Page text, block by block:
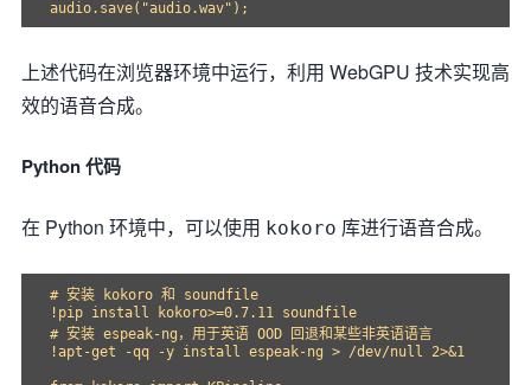
上述代码在浏览器环境中运行，利用 WebGPU 技术实现高
效的语音合成。
Python 代码
在 Python 环境中，可以使用 kokoro 库进行语音合成。
# 安装 kokoro 和 soundfile
!pip install kokoro>=0.7.11 soundfile
# 安装 espeak-ng，用于英语 OOD 回退和某些非英语语言
!apt-get -qq -y install espeak-ng > /dev/null 2>&1